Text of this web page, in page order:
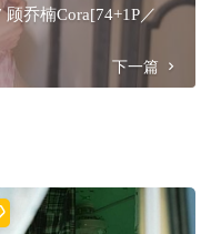
乔楠Cora[74+1P／
下一篇